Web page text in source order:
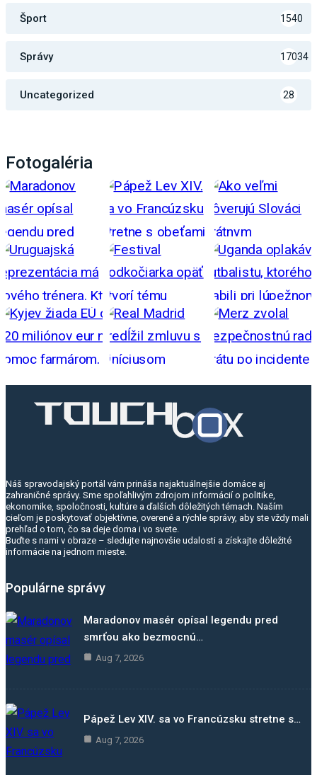
Šport 1540
Správy 17034
Uncategorized 28
Fotogaléria
Náš spravodajský portál vám prináša najaktuálnejšie domáce aj
zahraničné správy. Sme spoľahlivým zdrojom informácií o politike,
ekonomike, spoločnosti, kultúre a ďalších dôležitých témach. Naším
cieľom je poskytovať objektívne, overené a rýchle správy, aby ste vždy mali
prehľad o tom, čo sa deje doma i vo svete.
Buďte s nami v obraze – sledujte najnovšie udalosti a získajte dôležité
informácie na jednom mieste.
Populárne správy
Maradonov masér opísal legendu pred
smrťou ako bezmocnú…
Aug 7, 2026
Pápež Lev XIV. sa vo Francúzsku stretne s…
Aug 7, 2026